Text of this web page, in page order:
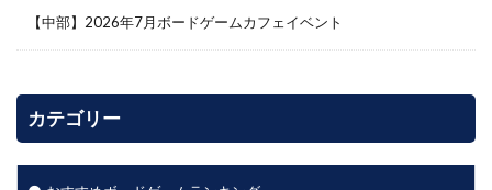
【中部】2026年7月ボードゲームカフェイベント
カテゴリー